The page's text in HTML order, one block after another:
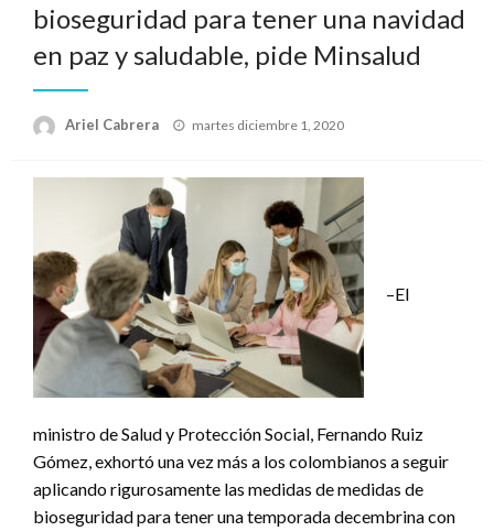
bioseguridad para tener una navidad
en paz y saludable, pide Minsalud
Ariel Cabrera
Publicado
martes diciembre 1, 2020
–El
ministro de Salud y Protección Social, Fernando Ruiz
Gómez, exhortó una vez más a los colombianos a seguir
aplicando rigurosamente las medidas de medidas de
bioseguridad para tener una temporada decembrina con